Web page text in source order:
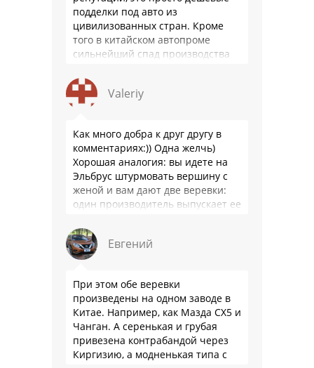
подделки под авто из
цивилизованных стран. Кроме
того в китайском автопроме
сильнейший спад производства
почти все китайские
производители работают …
Valeriy
Как много добра к друг другу в
комментариях:)) Одна желчь)
Хорошая аналогия: вы идете на
Эльбрус штурмовать вершину с
женой и вам дают две веревки:
один производитель выпускает ее
Евгений
При этом обе веревки
произведены на одном заводе в
Китае. Например, как Мазда СХ5 и
Чанган. А серенькая и грубая
привезена контрабандой через
Киргизию, а модненькая типа с